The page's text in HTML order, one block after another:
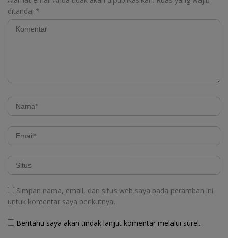
ditandai *
Simpan nama, email, dan situs web saya pada peramban ini
untuk komentar saya berikutnya.
Beritahu saya akan tindak lanjut komentar melalui surel.